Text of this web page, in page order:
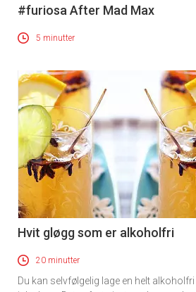
#furiosa After Mad Max
5 minutter
Hvit gløgg som er alkoholfri
20 minutter
Du kan selvfølgelig lage en helt alkoholfri